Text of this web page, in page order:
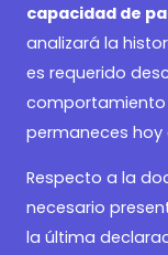
capacidad de
analizará la
es requerido
comportamiento
permaneces hoy
Respecto a la
necesario
la última